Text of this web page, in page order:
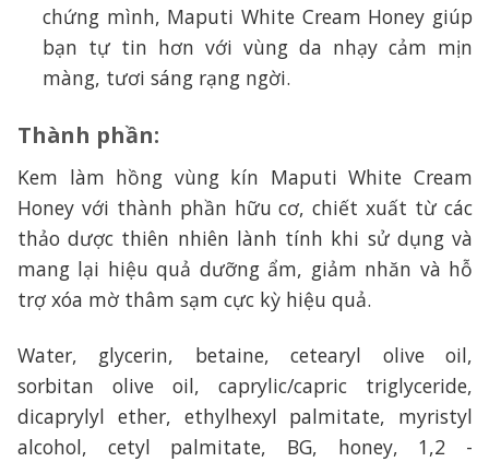
chứng mình, Maputi White Cream Honey giúp
bạn tự tin hơn với vùng da nhạy cảm mịn
màng, tươi sáng rạng ngời.
Thành phần:
Kem làm hồng vùng kín Maputi White Cream
Honey với thành phần hữu cơ, chiết xuất từ các
thảo dược thiên nhiên lành tính khi sử dụng và
mang lại hiệu quả dưỡng ẩm, giảm nhăn và hỗ
trợ xóa mờ thâm sạm cực kỳ hiệu quả.
Water, glycerin, betaine, cetearyl olive oil,
sorbitan olive oil, caprylic/capric triglyceride,
dicaprylyl ether, ethylhexyl palmitate, myristyl
alcohol, cetyl palmitate, BG, honey, 1,2 -